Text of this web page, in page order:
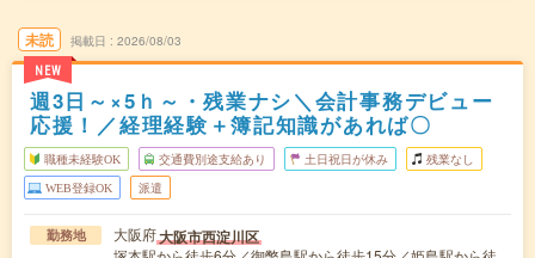
未読
NEW
掲載日 2026/08/03
週3日～×5ｈ～・残業ナシ＼会計事務デビュー
応援！／経理経験＋簿記知識があれば〇
職種未経験OK 交通費別途支給あり 土日祝日が休み 残業なし
WEB登録OK 派遣
勤務地 大阪府大阪市西淀川区